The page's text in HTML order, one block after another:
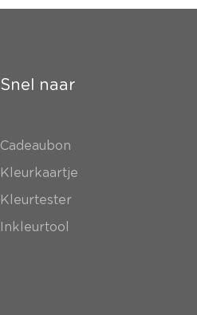
Snel naar
Cadeaubon
Kleurkaartje
Kleurtester
Inkleurtool